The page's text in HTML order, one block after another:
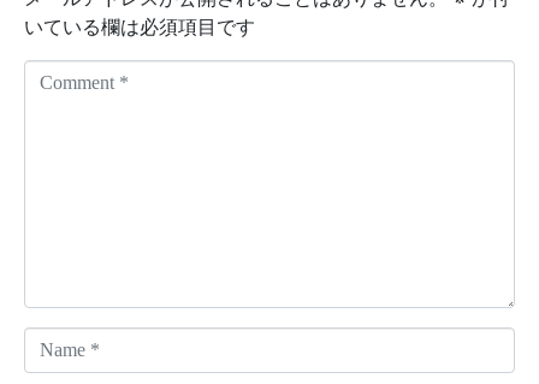
いている欄は必須項目です
a